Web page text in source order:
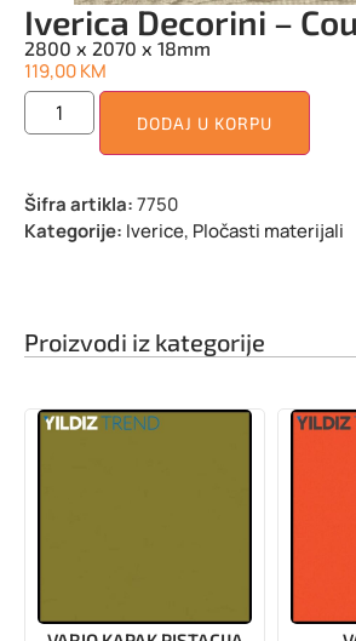
Iverica Decorini –
2800 x 2070 x 18mm
119,00KM
DODAJ U KORPU
Šifra artikla:7750
Kategorije: Iverice, Pločasti materijali
Proizvodi iz kategorije